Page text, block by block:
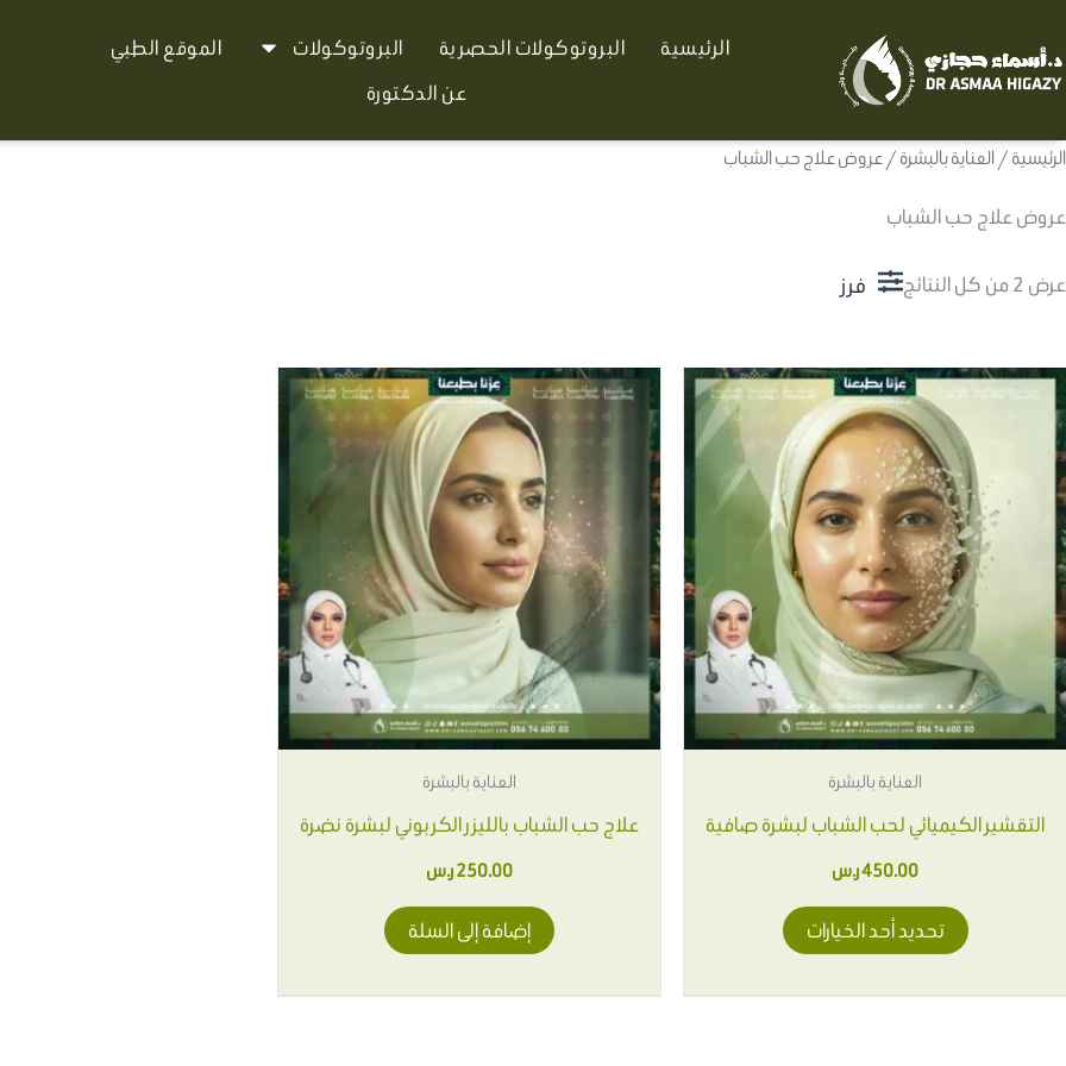
إلى
المحتوى
الرئيسية البروتوكولات الحصرية البروتوكولات
الموقع الطبي
عن الدكتورة
الرئيسية/العناية بالبشرة/ عروض علاج حب الشباب
عروض علاج حب الشباب
عرض ⁦2⁩ من كل النتائج
الفرز
حسب
الأحدث
فرز
العناية بالبشرة
التقشير الكيميائي لحب الشباب لبشرة صافية
450.00ر.س
تحديد أحد الخيارات
هناك
العديد
من
الأشكال
المختلفة
لهذا
المنتج.
يمكن
اختيار
الخيارات
صفحة
العناية بالبشرة
علاج حب الشباب بالليزر الكربوني لبشرة نضرة
250.00ر.س
إضافة إلى السلة